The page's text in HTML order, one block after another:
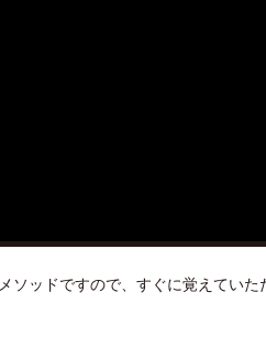
ッドですので、すぐに覚えていた